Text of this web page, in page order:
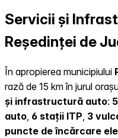
Servicii și
Reședinței de
În apropierea municipiului
rază de 15 km în jurul
și infrastructură auto:
auto, 6 stații ITP, 3
puncte de încărcare